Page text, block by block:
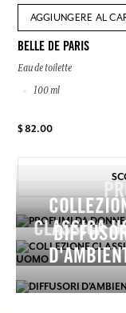
AGGIUNGERE AL
BELLE DE PARIS
Eau de toilette
100 ml
$ 82.00
CLASSICA